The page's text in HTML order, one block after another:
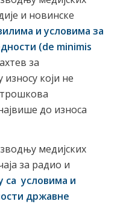
и новинске
и условима за
(de minimis
за
који не
до износа
медијских
за радио и
са условима и
државне